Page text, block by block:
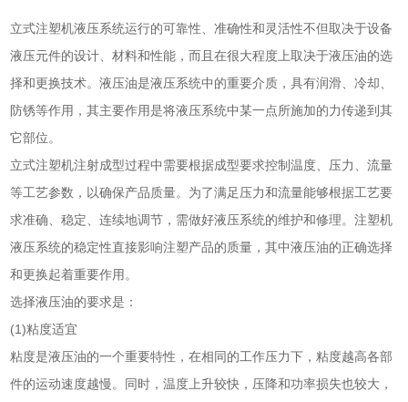
立式注塑机液压系统运行的可靠性、准确性和灵活性不但取决于设备
液压元件的设计、材料和性能，而且在很大程度上取决于液压油的选
择和更换技术。液压油是液压系统中的重要介质，具有润滑、冷却、
防锈等作用，其主要作用是将液压系统中某一点所施加的力传递到其
它部位。
立式注塑机注射成型过程中需要根据成型要求控制温度、压力、流量
等工艺参数，以确保产品质量。为了满足压力和流量能够根据工艺要
求准确、稳定、连续地调节，需做好液压系统的维护和修理。注塑机
液压系统的稳定性直接影响注塑产品的质量，其中液压油的正确选择
和更换起着重要作用。
选择液压油的要求是：
(1)粘度适宜
粘度是液压油的一个重要特性，在相同的工作压力下，粘度越高各部
件的运动速度越慢。同时，温度上升较快，压降和功率损失也较大，